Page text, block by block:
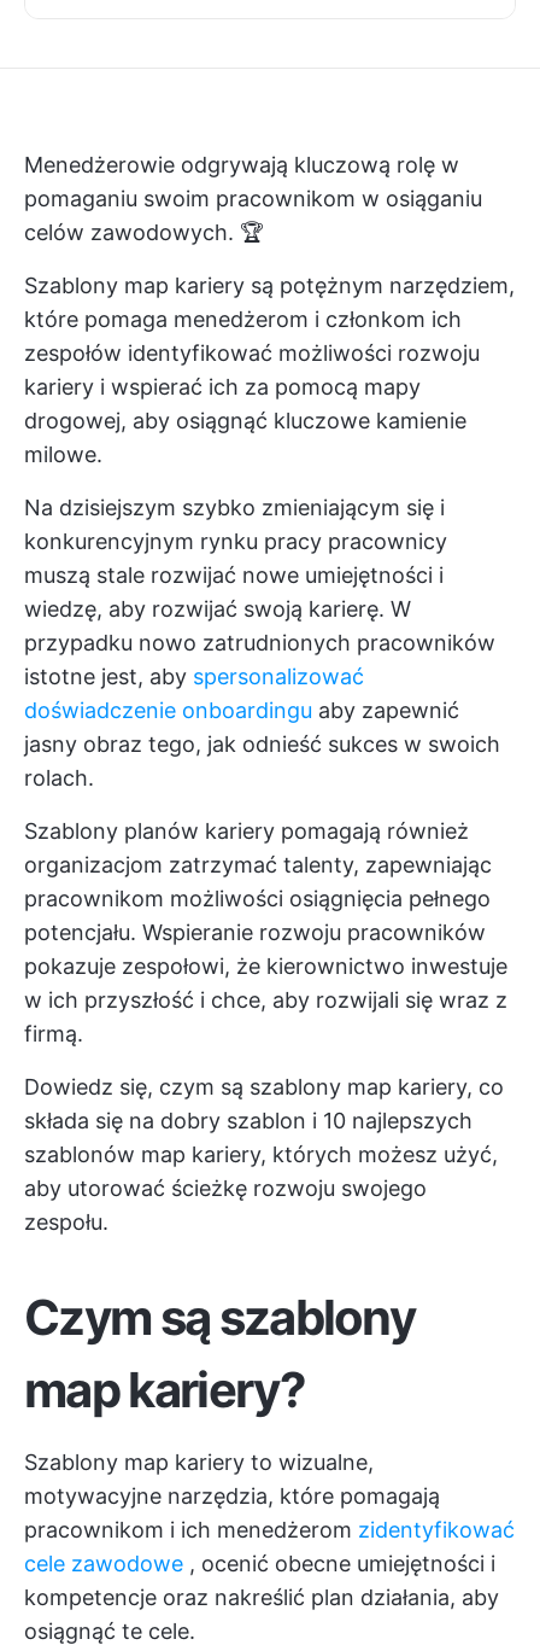
Menedżerowie odgrywają kluczową rolę w
pomaganiu swoim pracownikom w osiąganiu
celów zawodowych. 🏆
Szablony map kariery są potężnym narzędziem,
które pomaga menedżerom i członkom ich
zespołów identyfikować możliwości rozwoju
kariery i wspierać ich za pomocą mapy
drogowej, aby osiągnąć kluczowe kamienie
milowe.
Na dzisiejszym szybko zmieniającym się i
konkurencyjnym rynku pracy pracownicy
muszą stale rozwijać nowe umiejętności i
wiedzę, aby rozwijać swoją karierę. W
przypadku nowo zatrudnionych pracowników
istotne jest, aby spersonalizować
doświadczenie onboardingu aby zapewnić
jasny obraz tego, jak odnieść sukces w swoich
rolach.
Szablony planów kariery pomagają również
organizacjom zatrzymać talenty, zapewniając
pracownikom możliwości osiągnięcia pełnego
potencjału. Wspieranie rozwoju pracowników
pokazuje zespołowi, że kierownictwo inwestuje
w ich przyszłość i chce, aby rozwijali się wraz z
firmą.
Dowiedz się, czym są szablony map kariery, co
składa się na dobry szablon i 10 najlepszych
szablonów map kariery, których możesz użyć,
aby utorować ścieżkę rozwoju swojego
zespołu.
Czym są szablony
map kariery?
Szablony map kariery to wizualne,
motywacyjne narzędzia, które pomagają
pracownikom i ich menedżerom zidentyfikować
cele zawodowe , ocenić obecne umiejętności i
kompetencje oraz nakreślić plan działania, aby
osiągnąć te cele.